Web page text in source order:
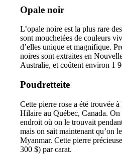
Opale noir
L’opale noire est la plus rare
sont mouchetées de couleurs
d’elles unique et magnifique.
noires sont extraites en
Australie, et coûtent environ 1
Poudretteite
Cette pierre rose a été trouvée
Hilaire au Québec, Canada. On
endroit où on le trouvait
mais on sait maintenant qu’on
Myanmar. Cette pierre
300 $) par carat.